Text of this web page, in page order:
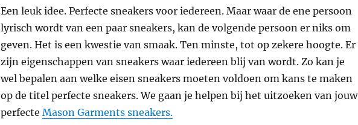
Een leuk idee. Perfecte sneakers voor iedereen. Maar waar de ene persoon
lyrisch wordt van een paar sneakers, kan de volgende persoon er niks om
geven. Het is een kwestie van smaak. Ten minste, tot op zekere hoogte. Er
zijn eigenschappen van sneakers waar iedereen blij van wordt. Zo kan je
wel bepalen aan welke eisen sneakers moeten voldoen om kans te maken
op de titel perfecte sneakers. We gaan je helpen bij het uitzoeken van jouw
perfecte Mason Garments sneakers.